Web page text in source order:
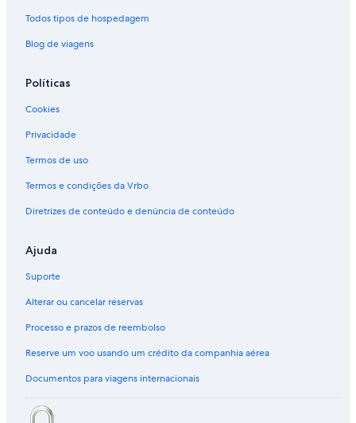
Todos tipos de hospedagem
Blog de viagens
Políticas
Cookies
Privacidade
Termos de uso
Termos e condições da Vrbo
Diretrizes de conteúdo e denúncia de conteúdo
Ajuda
Suporte
Alterar ou cancelar reservas
Processo e prazos de reembolso
Reserve um voo usando um crédito da companhia aérea
Documentos para viagens internacionais